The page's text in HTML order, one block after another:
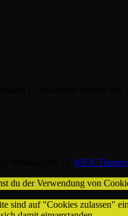
WEN Themes
du der Verwendung von
sind auf "Cookies zulassen"